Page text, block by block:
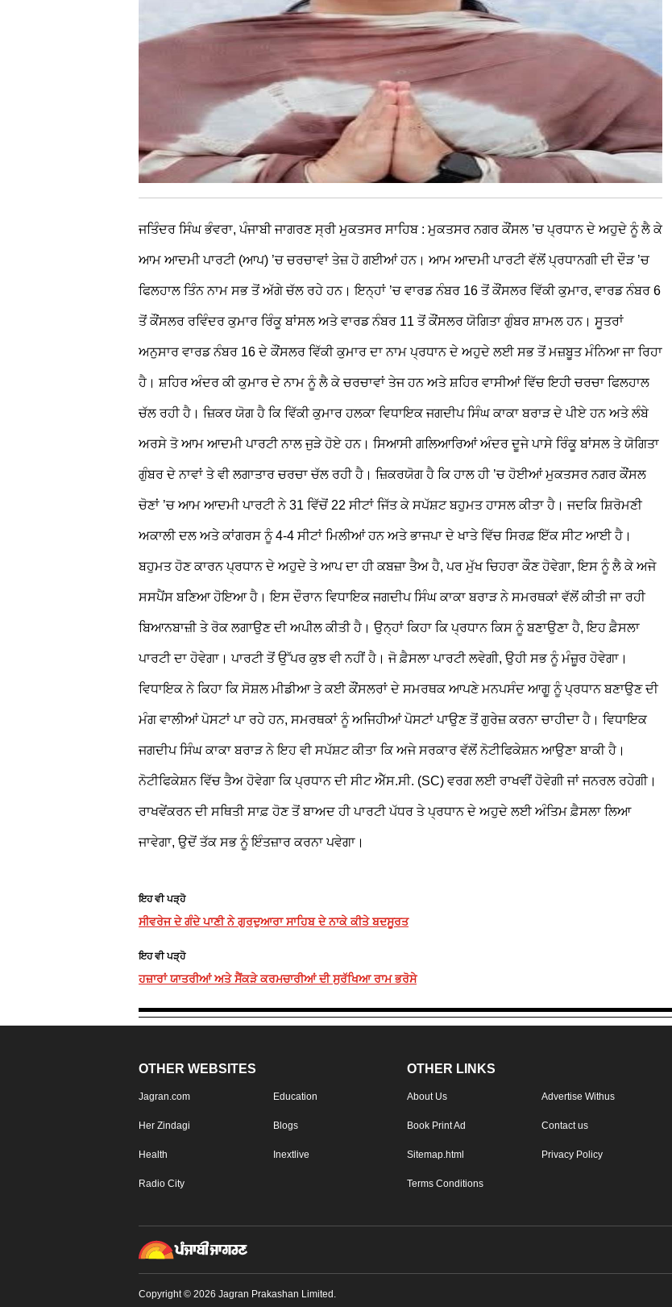
ਜਤਿੰਦਰ ਸਿੰਘ ਭੰਵਰਾ, ਪੰਜਾਬੀ ਜਾਗਰਣਸ੍ਰੀ ਮੁਕਤਸਰ ਸਾਹਿਬ : ਮੁਕਤਸਰ ਨਗਰ ਕੌਂਸਲ ’ਚ ਪ੍ਰਧਾਨ ਦੇ ਅਹੁਦੇ ਨੂੰ ਲੈ ਕੇ
ਆਮ ਆਦਮੀ ਪਾਰਟੀ (ਆਪ) ’ਚ ਚਰਚਾਵਾਂ ਤੇਜ਼ ਹੋ ਗਈਆਂ ਹਨ। ਆਮ ਆਦਮੀ ਪਾਰਟੀ ਵੱਲੋਂ ਪ੍ਰਧਾਨਗੀ ਦੀ ਦੌੜ ’ਚ
ਫਿਲਹਾਲ ਤਿੰਨ ਨਾਮ ਸਭ ਤੋਂ ਅੱਗੇ ਚੱਲ ਰਹੇ ਹਨ। ਇਨ੍ਹਾਂ ’ਚ ਵਾਰਡ ਨੰਬਰ 16 ਤੋਂ ਕੌਂਸਲਰ ਵਿੱਕੀ ਕੁਮਾਰ, ਵਾਰਡ ਨੰਬਰ 6
ਤੋਂ ਕੌਂਸਲਰ ਰਵਿੰਦਰ ਕੁਮਾਰ ਰਿੰਕੂ ਬਾਂਸਲ ਅਤੇ ਵਾਰਡ ਨੰਬਰ 11 ਤੋਂ ਕੌਂਸਲਰ ਯੋਗਿਤਾ ਗੁੰਬਰ ਸ਼ਾਮਲ ਹਨ। ਸੂਤਰਾਂ
ਅਨੁਸਾਰ ਵਾਰਡ ਨੰਬਰ 16 ਦੇ ਕੌਂਸਲਰ ਵਿੱਕੀ ਕੁਮਾਰ ਦਾ ਨਾਮ ਪ੍ਰਧਾਨ ਦੇ ਅਹੁਦੇ ਲਈ ਸਭ ਤੋਂ ਮਜ਼ਬੂਤ ਮੰਨਿਆ ਜਾ ਰਿਹਾ
ਹੈ। ਸ਼ਹਿਰ ਅੰਦਰ ਕੀ ਕੁਮਾਰ ਦੇ ਨਾਮ ਨੂੰ ਲੈ ਕੇ ਚਰਚਾਵਾਂ ਤੇਜ ਹਨ ਅਤੇ ਸ਼ਹਿਰ ਵਾਸੀਆਂ ਵਿੱਚ ਇਹੀ ਚਰਚਾ ਫਿਲਹਾਲ
ਚੱਲ ਰਹੀ ਹੈ। ਜ਼ਿਕਰ ਯੋਗ ਹੈ ਕਿ ਵਿੱਕੀ ਕੁਮਾਰ ਹਲਕਾ ਵਿਧਾਇਕ ਜਗਦੀਪ ਸਿੰਘ ਕਾਕਾ ਬਰਾੜ ਦੇ ਪੀਏ ਹਨ ਅਤੇ ਲੰਬੇ
ਅਰਸੇ ਤੋ ਆਮ ਆਦਮੀ ਪਾਰਟੀ ਨਾਲ ਜੁੜੇ ਹੋਏ ਹਨ। ਸਿਆਸੀ ਗਲਿਆਰਿਆਂ ਅੰਦਰ ਦੂਜੇ ਪਾਸੇ ਰਿੰਕੂ ਬਾਂਸਲ ਤੇ ਯੋਗਿਤਾ
ਗੁੰਬਰ ਦੇ ਨਾਵਾਂ ਤੇ ਵੀ ਲਗਾਤਾਰ ਚਰਚਾ ਚੱਲ ਰਹੀ ਹੈ। ਜ਼ਿਕਰਯੋਗ ਹੈ ਕਿ ਹਾਲ ਹੀ ’ਚ ਹੋਈਆਂ ਮੁਕਤਸਰ ਨਗਰ ਕੌਂਸਲ
ਚੋਣਾਂ ’ਚ ਆਮ ਆਦਮੀ ਪਾਰਟੀ ਨੇ 31 ਵਿੱਚੋਂ 22 ਸੀਟਾਂ ਜਿੱਤ ਕੇ ਸਪੱਸ਼ਟ ਬਹੁਮਤ ਹਾਸਲ ਕੀਤਾ ਹੈ। ਜਦਕਿ ਸ਼ਿਰੋਮਣੀ
ਅਕਾਲੀ ਦਲ ਅਤੇ ਕਾਂਗਰਸ ਨੂੰ 4-4 ਸੀਟਾਂ ਮਿਲੀਆਂ ਹਨ ਅਤੇ ਭਾਜਪਾ ਦੇ ਖਾਤੇ ਵਿੱਚ ਸਿਰਫ਼ ਇੱਕ ਸੀਟ ਆਈ ਹੈ।
ਬਹੁਮਤ ਹੋਣ ਕਾਰਨ ਪ੍ਰਧਾਨ ਦੇ ਅਹੁਦੇ ਤੇਆਪਦਾ ਹੀ ਕਬਜ਼ਾ ਤੈਅ ਹੈ, ਪਰ ਮੁੱਖ ਚਿਹਰਾ ਕੌਣ ਹੋਵੇਗਾ, ਇਸ ਨੂੰ ਲੈ ਕੇ ਅਜੇ
ਸਸਪੈਂਸ ਬਣਿਆ ਹੋਇਆ ਹੈ।ਇਸ ਦੌਰਾਨ ਵਿਧਾਇਕ ਜਗਦੀਪ ਸਿੰਘ ਕਾਕਾ ਬਰਾੜ ਨੇ ਸਮਰਥਕਾਂ ਵੱਲੋਂ ਕੀਤੀ ਜਾ ਰਹੀ
ਬਿਆਨਬਾਜ਼ੀਤੇ ਰੋਕ ਲਗਾਉਣ ਦੀ ਅਪੀਲ ਕੀਤੀ ਹੈ। ਉਨ੍ਹਾਂ ਕਿਹਾ ਕਿ ਪ੍ਰਧਾਨ ਕਿਸ ਨੂੰ ਬਣਾਉਣਾ ਹੈ, ਇਹ ਫ਼ੈਸਲਾ
ਪਾਰਟੀ ਦਾ ਹੋਵੇਗਾ। ਪਾਰਟੀ ਤੋਂ ਉੱਪਰ ਕੁਝ ਵੀ ਨਹੀਂ ਹੈ। ਜੋ ਫ਼ੈਸਲਾ ਪਾਰਟੀ ਲਵੇਗੀ, ਉਹੀ ਸਭ ਨੂੰ ਮੰਜ਼ੂਰ ਹੋਵੇਗਾ।
ਵਿਧਾਇਕ ਨੇ ਕਿਹਾ ਕਿ ਸੋਸ਼ਲ ਮੀਡੀਆਤੇ ਕਈ ਕੌਂਸਲਰਾਂ ਦੇ ਸਮਰਥਕ ਆਪਣੇ ਮਨਪਸੰਦ ਆਗੂ ਨੂੰ ਪ੍ਰਧਾਨ ਬਣਾਉਣ ਦੀ
ਮੰਗ ਵਾਲੀਆਂ ਪੋਸਟਾਂ ਪਾ ਰਹੇ ਹਨ, ਸਮਰਥਕਾਂ ਨੂੰ ਅਜਿਹੀਆਂ ਪੋਸਟਾਂ ਪਾਉਣ ਤੋਂ ਗੁਰੇਜ਼ ਕਰਨਾ ਚਾਹੀਦਾ ਹੈ। ਵਿਧਾਇਕ
ਜਗਦੀਪ ਸਿੰਘ ਕਾਕਾ ਬਰਾੜ ਨੇ ਇਹ ਵੀ ਸਪੱਸ਼ਟ ਕੀਤਾ ਕਿ ਅਜੇ ਸਰਕਾਰ ਵੱਲੋਂ ਨੋਟੀਫਿਕੇਸ਼ਨ ਆਉਣਾ ਬਾਕੀ ਹੈ।
ਨੋਟੀਫਿਕੇਸ਼ਨ ਵਿੱਚ ਤੈਅ ਹੋਵੇਗਾ ਕਿ ਪ੍ਰਧਾਨ ਦੀ ਸੀਟ ਐੱਸ.ਸੀ. (SC) ਵਰਗ ਲਈ ਰਾਖਵੀਂ ਹੋਵੇਗੀ ਜਾਂ ਜਨਰਲ ਰਹੇਗੀ।
ਰਾਖਵੇਂਕਰਨ ਦੀ ਸਥਿਤੀ ਸਾਫ਼ ਹੋਣ ਤੋਂ ਬਾਅਦ ਹੀ ਪਾਰਟੀ ਪੱਧਰ ਤੇ ਪ੍ਰਧਾਨ ਦੇ ਅਹੁਦੇ ਲਈ ਅੰਤਿਮ ਫ਼ੈਸਲਾ ਲਿਆ
ਜਾਵੇਗਾ, ਉਦੋਂ ਤੱਕ ਸਭ ਨੂੰ ਇੰਤਜ਼ਾਰ ਕਰਨਾ ਪਵੇਗਾ।
ਇਹ ਵੀ ਪੜ੍ਹੋ
ਸੀਵਰੇਜ ਦੇ ਗੰਦੇ ਪਾਣੀ ਨੇ ਗੁਰਦੁਆਰਾ ਸਾਹਿਬ ਦੇ ਨਾਕੇ ਕੀਤੇ ਬਦਸੂਰਤ
ਇਹ ਵੀ ਪੜ੍ਹੋ
ਹਜ਼ਾਰਾਂ ਯਾਤਰੀਆਂ ਅਤੇ ਸੈਂਕੜੇ ਕਰਮਚਾਰੀਆਂ ਦੀ ਸੁਰੱਖਿਆ ਰਾਮ ਭਰੋਸੇ
OTHER WEBSITES
Jagran.com Education
Her Zindagi Blogs
Health Inextlive
Radio City
OTHER LINKS
About Us Advertise Withus
Book Print Ad Contact us
Sitemap.html Privacy Policy
Terms Conditions
Copyright © 2026 Jagran Prakashan Limited.